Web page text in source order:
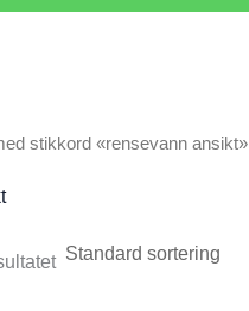
stikkord «rensevann ansikt»